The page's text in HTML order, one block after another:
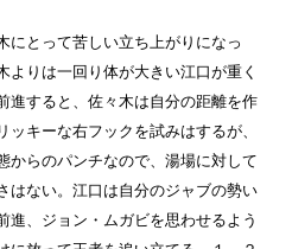
とって苦しい立ち上がりになっ
よりは一回り体が大きい江口が重く
進すると、佐々木は自分の距離を作
キーな右フックを試みはするが、
からのパンチなので、湯場に対して
はない。江口は自分のジャブの勢い
進、ジョン・ムガビを思わせるよう